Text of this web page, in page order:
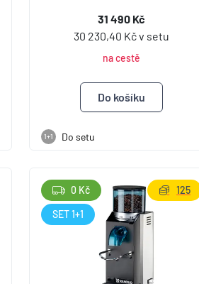
31 490 Kč
30 230,40 Kč v setu
na cestě
1+1 Do setu
0 Kč
SET 1+1
125